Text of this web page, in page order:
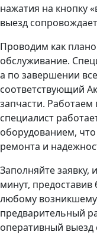
нажатия на кнопку
выезд
Проводим как
обслуживание.
а по завершении
соответствующий
запчасти.
специалист
оборудованием,
ремонта и
Заполняйте
минут,
любому
предварительный
оперативный выезд